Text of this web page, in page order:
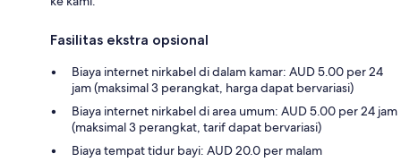
Fasilitas ekstra opsional
Biaya internet nirkabel di dalam kamar: AUD 5.00 per 24
jam (maksimal 3 perangkat, harga dapat bervariasi)
Biaya internet nirkabel di area umum: AUD 5.00 per 24 jam
(maksimal 3 perangkat, tarif dapat bervariasi)
Biaya tempat tidur bayi: AUD 20.0 per malam